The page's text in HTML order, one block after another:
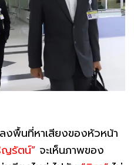
พื้นที่หาเสียงของหัวหน้า
ญรัตน์” จะเห็นภาพของ